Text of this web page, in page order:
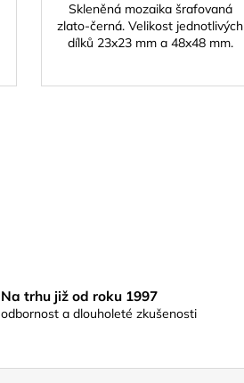
Skleněná mozaika šrafovaná
zlato-černá. Velikost jednotlivých
dílků 23x23 mm a 48x48 mm.
Na trhu již od roku 1997
odbornost a dlouholeté zkušenosti